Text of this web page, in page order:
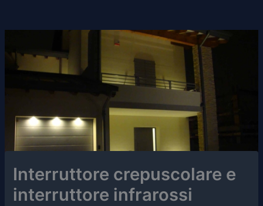
Interruttore crepuscolare e
interruttore infrarossi